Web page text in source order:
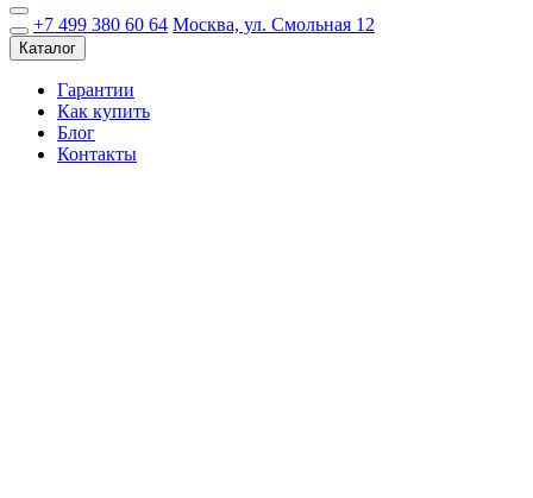
+7 499 380 60 64 Москва, ул. Смольная 12
Каталог
Гарантии
Как купить
Блог
Контакты